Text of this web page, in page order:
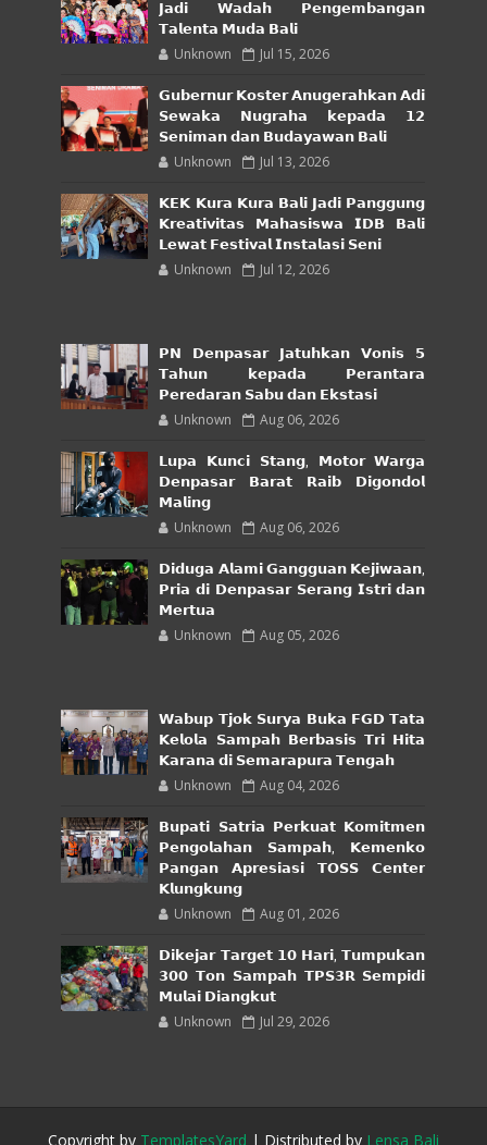
𝗝𝗮𝗱𝗶 𝗪𝗮𝗱𝗮𝗵 𝗣𝗲𝗻𝗴𝗲𝗺𝗯𝗮𝗻𝗴𝗮𝗻
𝗧𝗮𝗹𝗲𝗻𝘁𝗮 𝗠𝘂𝗱𝗮 𝗕𝗮𝗹𝗶
Unknown Jul 15, 2026
𝗚𝘂𝗯𝗲𝗿𝗻𝘂𝗿 𝗞𝗼𝘀𝘁𝗲𝗿 𝗔𝗻𝘂𝗴𝗲𝗿𝗮𝗵𝗸𝗮𝗻 𝗔𝗱𝗶
𝗦𝗲𝘄𝗮𝗸𝗮 𝗡𝘂𝗴𝗿𝗮𝗵𝗮 𝗸𝗲𝗽𝗮𝗱𝗮 𝟭𝟮
𝗦𝗲𝗻𝗶𝗺𝗮𝗻 𝗱𝗮𝗻 𝗕𝘂𝗱𝗮𝘆𝗮𝘄𝗮𝗻 𝗕𝗮𝗹𝗶
Unknown Jul 13, 2026
𝗞𝗘𝗞 𝗞𝘂𝗿𝗮 𝗞𝘂𝗿𝗮 𝗕𝗮𝗹𝗶 𝗝𝗮𝗱𝗶 𝗣𝗮𝗻𝗴𝗴𝘂𝗻𝗴
𝗞𝗿𝗲𝗮𝘁𝗶𝘃𝗶𝘁𝗮𝘀 𝗠𝗮𝗵𝗮𝘀𝗶𝘀𝘄𝗮 𝗜𝗗𝗕 𝗕𝗮𝗹𝗶
𝗟𝗲𝘄𝗮𝘁 𝗙𝗲𝘀𝘁𝗶𝘃𝗮𝗹 𝗜𝗻𝘀𝘁𝗮𝗹𝗮𝘀𝗶 𝗦𝗲𝗻𝗶
Unknown Jul 12, 2026
𝗣𝗡 𝗗𝗲𝗻𝗽𝗮𝘀𝗮𝗿 𝗝𝗮𝘁𝘂𝗵𝗸𝗮𝗻 𝗩𝗼𝗻𝗶𝘀 𝟱
𝗧𝗮𝗵𝘂𝗻 𝗸𝗲𝗽𝗮𝗱𝗮 𝗣𝗲𝗿𝗮𝗻𝘁𝗮𝗿𝗮
𝗣𝗲𝗿𝗲𝗱𝗮𝗿𝗮𝗻 𝗦𝗮𝗯𝘂 𝗱𝗮𝗻 𝗘𝗸𝘀𝘁𝗮𝘀𝗶
Unknown Aug 06, 2026
𝗟𝘂𝗽𝗮 𝗞𝘂𝗻𝗰𝗶 𝗦𝘁𝗮𝗻𝗴, 𝗠𝗼𝘁𝗼𝗿 𝗪𝗮𝗿𝗴𝗮
𝗗𝗲𝗻𝗽𝗮𝘀𝗮𝗿 𝗕𝗮𝗿𝗮𝘁 𝗥𝗮𝗶𝗯 𝗗𝗶𝗴𝗼𝗻𝗱𝗼𝗹
𝗠𝗮𝗹𝗶𝗻𝗴
Unknown Aug 06, 2026
𝗗𝗶𝗱𝘂𝗴𝗮 𝗔𝗹𝗮𝗺𝗶 𝗚𝗮𝗻𝗴𝗴𝘂𝗮𝗻 𝗞𝗲𝗷𝗶𝘄𝗮𝗮𝗻,
𝗣𝗿𝗶𝗮 𝗱𝗶 𝗗𝗲𝗻𝗽𝗮𝘀𝗮𝗿 𝗦𝗲𝗿𝗮𝗻𝗴 𝗜𝘀𝘁𝗿𝗶 𝗱𝗮𝗻
𝗠𝗲𝗿𝘁𝘂𝗮
Unknown Aug 05, 2026
𝗪𝗮𝗯𝘂𝗽 𝗧𝗷𝗼𝗸 𝗦𝘂𝗿𝘆𝗮 𝗕𝘂𝗸𝗮 𝗙𝗚𝗗 𝗧𝗮𝘁𝗮
𝗞𝗲𝗹𝗼𝗹𝗮 𝗦𝗮𝗺𝗽𝗮𝗵 𝗕𝗲𝗿𝗯𝗮𝘀𝗶𝘀 𝗧𝗿𝗶 𝗛𝗶𝘁𝗮
𝗞𝗮𝗿𝗮𝗻𝗮 𝗱𝗶 𝗦𝗲𝗺𝗮𝗿𝗮𝗽𝘂𝗿𝗮 𝗧𝗲𝗻𝗴𝗮𝗵
Unknown Aug 04, 2026
𝗕𝘂𝗽𝗮𝘁𝗶 𝗦𝗮𝘁𝗿𝗶𝗮 𝗣𝗲𝗿𝗸𝘂𝗮𝘁 𝗞𝗼𝗺𝗶𝘁𝗺𝗲𝗻
𝗣𝗲𝗻𝗴𝗼𝗹𝗮𝗵𝗮𝗻 𝗦𝗮𝗺𝗽𝗮𝗵, 𝗞𝗲𝗺𝗲𝗻𝗸𝗼
𝗣𝗮𝗻𝗴𝗮𝗻 𝗔𝗽𝗿𝗲𝘀𝗶𝗮𝘀𝗶 𝗧𝗢𝗦𝗦 𝗖𝗲𝗻𝘁𝗲𝗿
𝗞𝗹𝘂𝗻𝗴𝗸𝘂𝗻𝗴
Unknown Aug 01, 2026
𝗗𝗶𝗸𝗲𝗷𝗮𝗿 𝗧𝗮𝗿𝗴𝗲𝘁 𝟭𝟬 𝗛𝗮𝗿𝗶, 𝗧𝘂𝗺𝗽𝘂𝗸𝗮𝗻
𝟯𝟬𝟬 𝗧𝗼𝗻 𝗦𝗮𝗺𝗽𝗮𝗵 𝗧𝗣𝗦𝟯𝗥 𝗦𝗲𝗺𝗽𝗶𝗱𝗶
𝗠𝘂𝗹𝗮𝗶 𝗗𝗶𝗮𝗻𝗴𝗸𝘂𝘁
Unknown Jul 29, 2026
Copyright by TemplatesYard | Distributed by Lensa Bali